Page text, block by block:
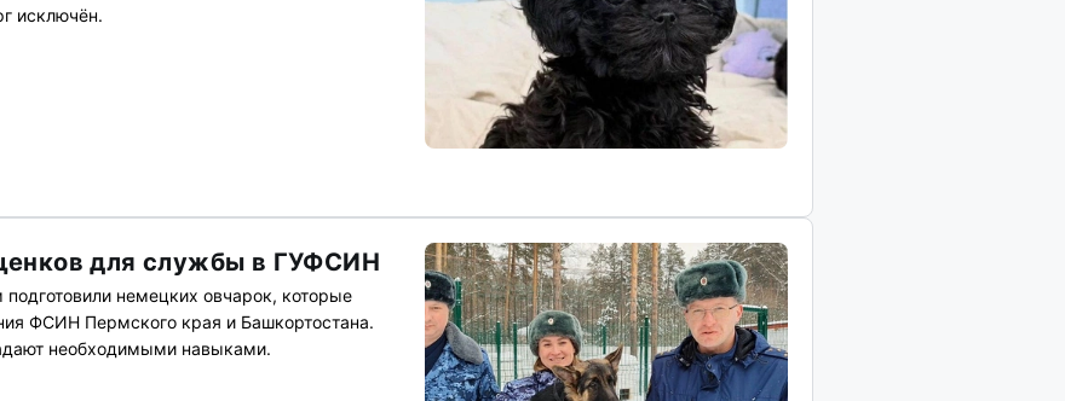
исключён.
для службы в ГУФСИН
немецких овчарок, которые
ФСИН Пермского края и Башкортостана.
необходимыми навыками.